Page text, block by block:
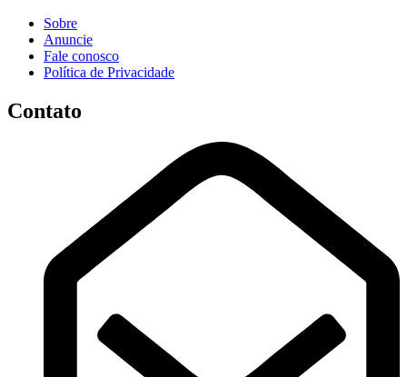
Sobre
Anuncie
Fale conosco
Política de Privacidade
Contato